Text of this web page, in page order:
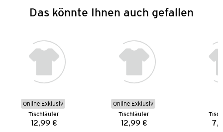
Das könnte Ihnen auch gefallen
Online Exklusiv
Tischläufer
Preis:
12,99 €
Online Exklusiv
Tischläufer
Preis:
12,99 €